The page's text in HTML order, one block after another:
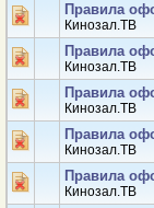
Правила
Кинозал.ТВ
Правила
Кинозал.ТВ
Правила
Кинозал.ТВ
Правила
Кинозал.ТВ
Правила
Кинозал.ТВ